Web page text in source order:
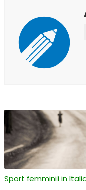
Sport femminili in